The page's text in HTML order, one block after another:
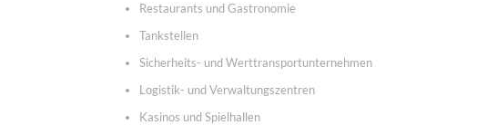
Restaurants und Gastronomie
Tankstellen
Sicherheits- und Werttransportunternehmen
Logistik- und Verwaltungszentren
Kasinos und Spielhallen